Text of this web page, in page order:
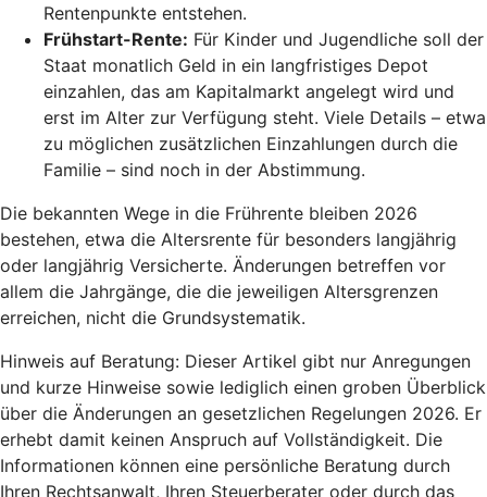
Rentenpunkte entstehen.
Frühstart-Rente: Für Kinder und Jugendliche soll der
Staat monatlich Geld in ein langfristiges Depot
einzahlen, das am Kapitalmarkt angelegt wird und
erst im Alter zur Verfügung steht. Viele Details – etwa
zu möglichen zusätzlichen Einzahlungen durch die
Familie – sind noch in der Abstimmung.
Die bekannten Wege in die Frührente bleiben 2026
bestehen, etwa die Altersrente für besonders langjährig
oder langjährig Versicherte. Änderungen betreffen vor
allem die Jahrgänge, die die jeweiligen Altersgrenzen
erreichen, nicht die Grundsystematik.
Hinweis auf Beratung: Dieser Artikel gibt nur Anregungen
und kurze Hinweise sowie lediglich einen groben Überblick
über die Änderungen an gesetzlichen Regelungen 2026. Er
erhebt damit keinen Anspruch auf Vollständigkeit. Die
Informationen können eine persönliche Beratung durch
Ihren Rechtsanwalt, Ihren Steuerberater oder durch das